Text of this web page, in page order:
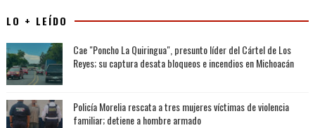
LO + LEÍDO
Cae "Poncho La Quiringua", presunto líder del Cártel de Los
Reyes; su captura desata bloqueos e incendios en Michoacán
Policía Morelia rescata a tres mujeres víctimas de violencia
familiar; detiene a hombre armado